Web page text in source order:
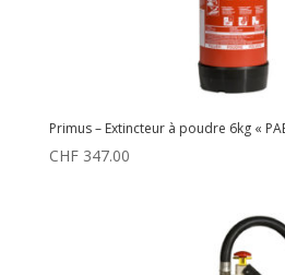
Primus – Extincteur à poudre 6kg «
CHF347.00